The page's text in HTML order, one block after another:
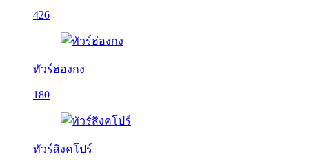
426
ทัวร์ฮ่องกง
180
ทัวร์สิงคโปร์